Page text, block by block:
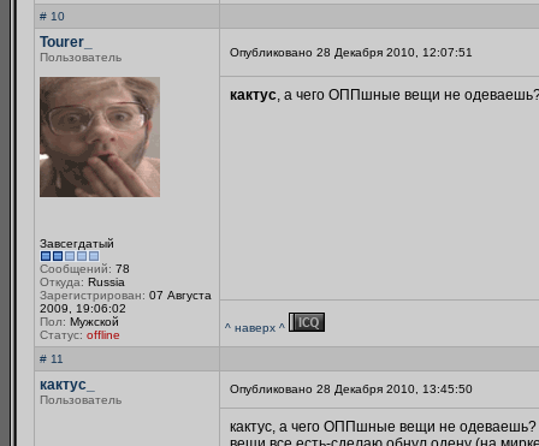
# 10
Tourer_
Пользователь
Завсегдатый
Сообщений: 78
Откуда: Russia
Зарегистрирован: 07 Августа
2009, 19:06:02
Пол: Мужской
Статус: offline
Опубликовано 28 Декабря 2010, 12:07:51
кактус, а чего ОППшные вещи не
^ наверх ^
# 11
кактус_
Пользователь
Опубликовано 28 Декабря 2010, 13:45:50
кактус, а чего ОППшные вещи не одеваешь?